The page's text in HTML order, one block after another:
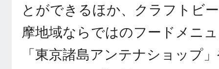
とができるほか、クラフトビ
摩地域ならではのフードメニ
「東京諸島アンテナショップ